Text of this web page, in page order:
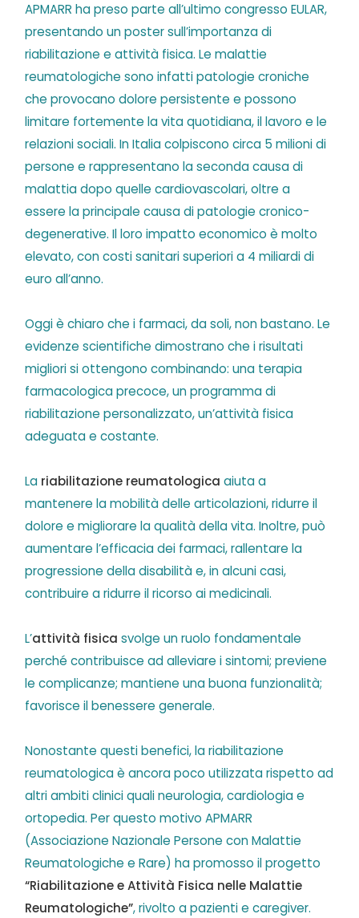
APMARR ha preso parte all’ultimo congresso EULAR,
presentando un poster sull’importanza di
riabilitazione e attività fisica. Le malattie
reumatologiche sono infatti patologie croniche
che provocano dolore persistente e possono
limitare fortemente la vita quotidiana, il lavoro e le
relazioni sociali. In Italia colpiscono circa 5 milioni di
persone e rappresentano la seconda causa di
malattia dopo quelle cardiovascolari, oltre a
essere la principale causa di patologie cronico-
degenerative. Il loro impatto economico è molto
elevato, con costi sanitari superiori a 4 miliardi di
euro all’anno.
Oggi è chiaro che i farmaci, da soli, non bastano. Le
evidenze scientifiche dimostrano che i risultati
migliori si ottengono combinando: una terapia
farmacologica precoce, un programma di
riabilitazione personalizzato, un’attività fisica
adeguata e costante.
La riabilitazione reumatologicaaiuta a
mantenere la mobilità delle articolazioni, ridurre il
dolore e migliorare la qualità della vita. Inoltre, può
aumentare l’efficacia dei farmaci, rallentare la
progressione della disabilità e, in alcuni casi,
contribuire a ridurre il ricorso ai medicinali.
L’attività fisicasvolge un ruolo fondamentale
perché contribuisce ad alleviare i sintomi; previene
le complicanze; mantiene una buona funzionalità;
favorisce il benessere generale.
Nonostante questi benefici, la riabilitazione
reumatologica è ancora poco utilizzata rispetto ad
altri ambiti clinici quali neurologia, cardiologia e
ortopedia. Per questo motivo APMARR
(Associazione Nazionale Persone con Malattie
Reumatologiche e Rare) ha promosso il progetto
“Riabilitazione e Attività Fisica nelle Malattie
Reumatologiche”, rivolto a pazienti e caregiver.